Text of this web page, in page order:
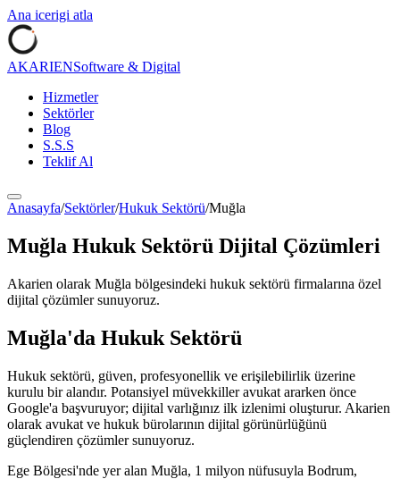
Ana icerigi atla
AKARIENSoftware & Digital
Hizmetler
Sektörler
Blog
S.S.S
Teklif Al
Anasayfa/Sektörler/Hukuk Sektörü/Muğla
Muğla Hukuk Sektörü Dijital Çözümleri
Akarien olarak Muğla bölgesindeki hukuk sektörü firmalarına özel
dijital çözümler sunuyoruz.
Muğla'da Hukuk Sektörü
Hukuk sektörü, güven, profesyonellik ve erişilebilirlik üzerine
kurulu bir alandır. Potansiyel müvekkiller avukat ararken önce
Google'a başvuruyor; dijital varlığınız ilk izlenimi oluşturur. Akarien
olarak avukat ve hukuk bürolarının dijital görünürlüğünü
güçlendiren çözümler sunuyoruz.
Ege Bölgesi'nde yer alan Muğla, 1 milyon nüfusuyla Bodrum,